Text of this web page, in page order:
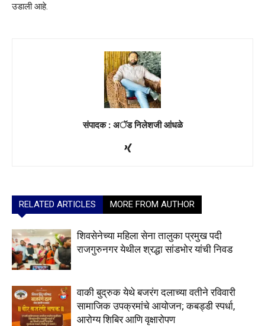
उडाली आहे.
संपादक : अॅड निलेशजी आंधळे
RELATED ARTICLES MORE FROM AUTHOR
शिवसेनेच्या महिला सेना तालुका प्रमुख पदी
राजगुरुनगर येथील श्रद्धा सांडभोर यांची निवड
वाकी बुद्रुक येथे बजरंग दलाच्या वतीने रविवारी
सामाजिक उपक्रमांचे आयोजन; कबड्डी स्पर्धा,
आरोग्य शिबिर आणि वृक्षारोपण